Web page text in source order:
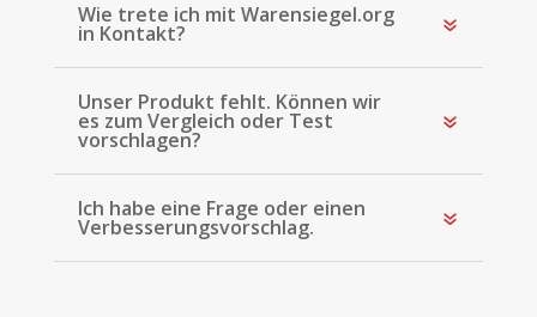
Wie trete ich mit Warensiegel.org
in Kontakt?
Unser Produkt fehlt. Können wir
es zum Vergleich oder Test
vorschlagen?
Ich habe eine Frage oder einen
Verbesserungsvorschlag.